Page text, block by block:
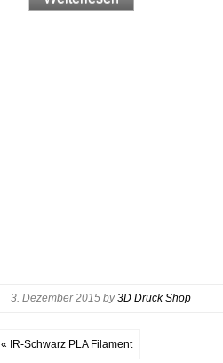
3. Dezember 2015 by3D Druck Shop
« IR-Schwarz PLA Filament